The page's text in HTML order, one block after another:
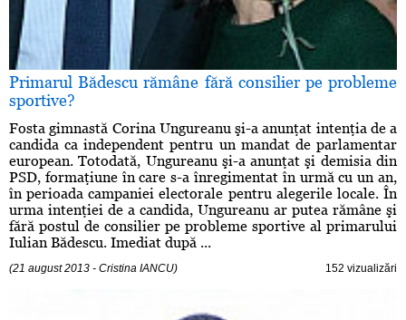
Primarul Bădescu rămâne fără consilier pe probleme
sportive?
Fosta gimnastă Corina Ungureanu şi-a anunţat intenţia de a
candida ca independent pentru un mandat de parlamentar
european. Totodată, Ungureanu şi-a anunţat şi demisia din
PSD, formaţiune în care s-a înregimentat în urmă cu un an,
în perioada campaniei electorale pentru alegerile locale. În
urma intenţiei de a candida, Ungureanu ar putea rămâne şi
fără postul de consilier pe probleme sportive al primarului
Iulian Bădescu. Imediat după ...
(21 august 2013 - Cristina IANCU) 152 vizualizări